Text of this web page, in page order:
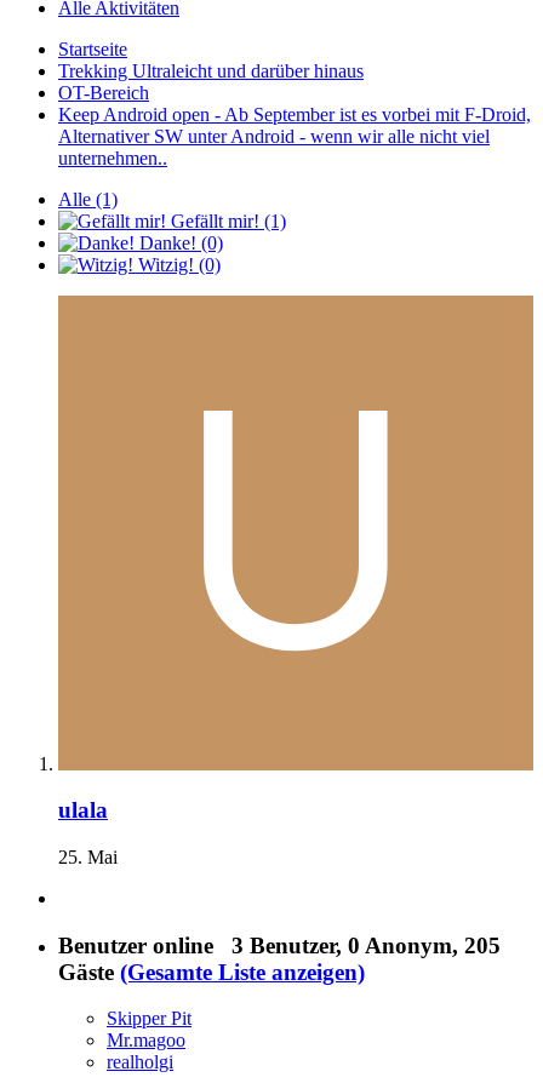
Alle Aktivitäten
Startseite
Trekking Ultraleicht und darüber hinaus
OT-Bereich
Keep Android open - Ab September ist es vorbei mit F-Droid,
Alternativer SW unter Android - wenn wir alle nicht viel
unternehmen..
Alle (1)
Gefällt mir! (1)
Danke! (0)
Witzig! (0)
ulala
25. Mai
Benutzer online 3 Benutzer, 0 Anonym, 205
Gäste (Gesamte Liste anzeigen)
Skipper Pit
Mr.magoo
realholgi